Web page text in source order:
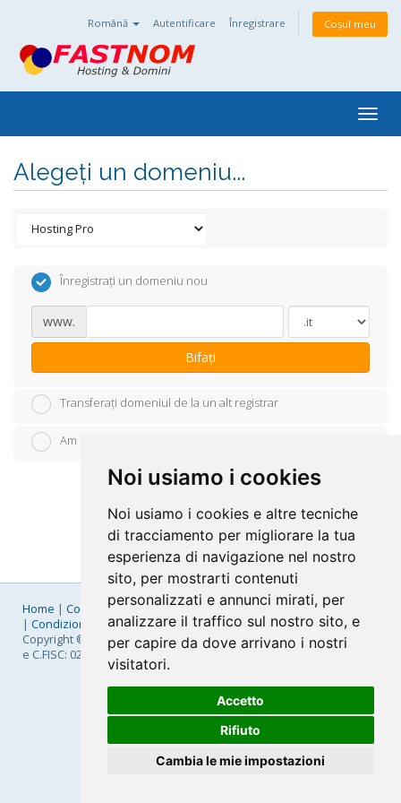
Noi usiamo i cookies
Noi usiamo i cookies e altre tecniche
di tracciamento per migliorare la tua
esperienza di navigazione nel nostro
sito, per mostrarti contenuti
personalizzati e annunci mirati, per
analizzare il traffico sul nostro sito, e
per capire da dove arrivano i nostri
visitatori.
Accetto
Rifiuto
Cambia le mie impostazioni
Română Autentificare Înregistrare Coșul meu
Alegeți un domeniu...
Înregistrați un domeniu nou
www.
Bifați
Transferați domeniul de la un alt registrar
Am domeniul meu (voi actualiza nameserverele)
Home | Company| Listino Prezzi|Pagamenti|SLA|Privacy
| Condizioni Generali|Fatturazione Elettronica|Mappa
Copyright © 2026 FastNom Planetel S.p.A. - Divisione .Cloud - P.IVA
e C.FISC: 02831630161